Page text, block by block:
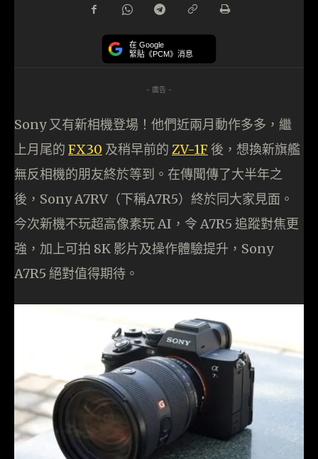
在 Google
緊貼《PCM》消息
- 廣告 -
Sony 又有新相機登場！他們近兩月動作多多，繼
上月尾的 FX30 及稍早前的 ZV-1F 後，想換新旗艦
無反相機的朋友終於等到。在傳聞傳了大半年之
後，Sony A7RV（下稱A7R5）終於同大家見面。
今次新機不玩超高像素玩 AI，令 A7R5 追蹤對焦更
強，加上可拍 8K 影片及操作體驗提升，Sony
A7R5 絕對值得期待。